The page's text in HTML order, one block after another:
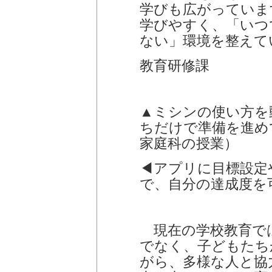
学びも広がってい
学びやすく、「い
ない」環境を整え
教育研修課
▲ミシンの使い方
ちだけで準備を進
家庭科の授業）
◀アプリに目標設定
で、自分の達成度
現在の学校教育で
でなく、子どもた
がら、多様な人と